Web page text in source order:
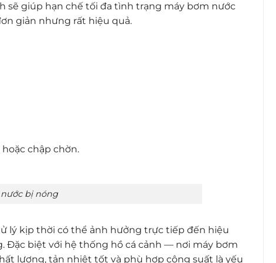
giúp hạn chế tối đa tình trạng máy bơm nước
giản nhưng rất hiệu quả.
chập chờn.
bị nóng
lý kịp thời có thể ảnh hưởng trực tiếp đến hiệu
Đặc biệt với hệ thống hồ cá cảnh — nơi máy bơm
lượng, tản nhiệt tốt và phù hợp công suất là yếu